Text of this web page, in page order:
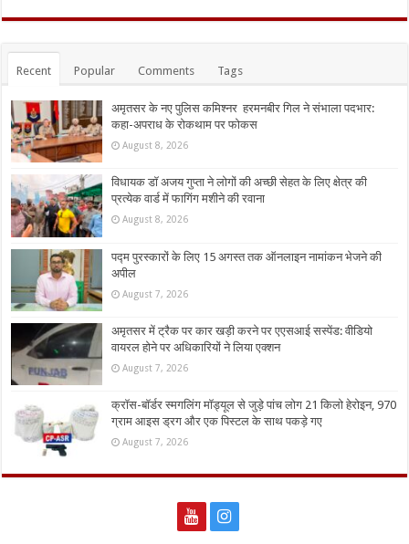
Recent Popular Comments Tags
अमृतसर के नए पुलिस कमिश्नर हरमनबीर गिल ने संभाला पदभार:
कहा-अपराध के रोकथाम पर फोकस
August 8, 2026
विधायक डॉ अजय गुप्ता ने लोगों की अच्छी सेहत के लिए क्षेत्र की
प्रत्येक वार्ड में फागिंग मशीने की रवाना
August 8, 2026
पद्म पुरस्कारों के लिए 15 अगस्त तक ऑनलाइन नामांकन भेजने की
अपील
August 7, 2026
अमृतसर में ट्रैक पर कार खड़ी करने पर एएसआई सस्पेंड: वीडियो
वायरल होने पर अधिकारियों ने लिया एक्शन
August 7, 2026
क्रॉस-बॉर्डर स्मगलिंग मॉड्यूल से जुड़े पांच लोग 21 किलो हेरोइन, 970
ग्राम आइस ड्रग और एक पिस्टल के साथ पकड़े गए
August 7, 2026